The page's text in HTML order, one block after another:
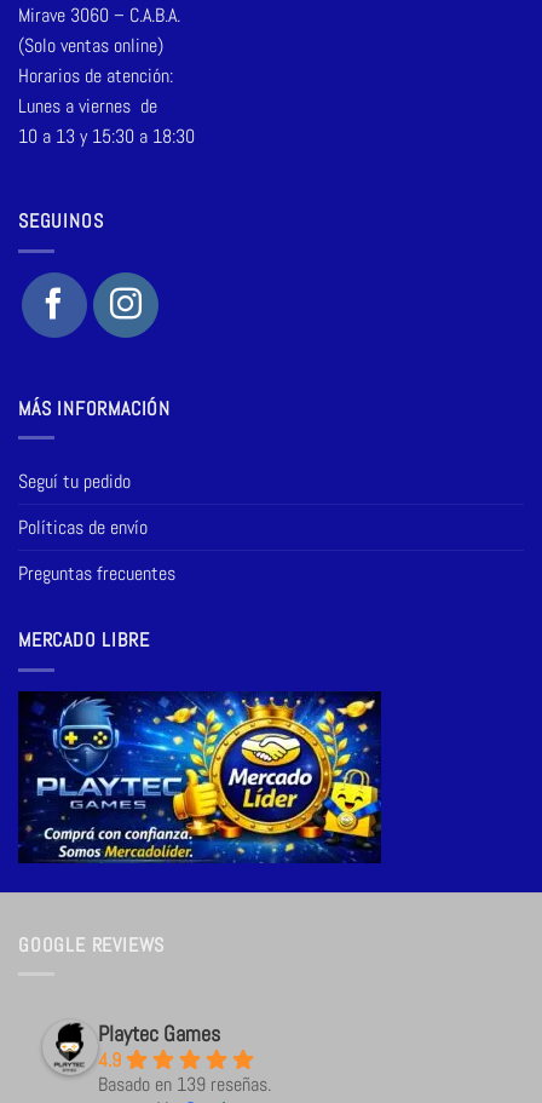
Mirave 3060 – C.A.B.A.
(Solo ventas online)
Horarios de atención:
Lunes a viernes de
10 a 13 y 15:30 a 18:30
SEGUINOS
MÁS INFORMACIÓN
Seguí tu pedido
Políticas de envío
Preguntas frecuentes
MERCADO LIBRE
GOOGLE REVIEWS
Playtec Games
4.9
Basado en 139 reseñas.